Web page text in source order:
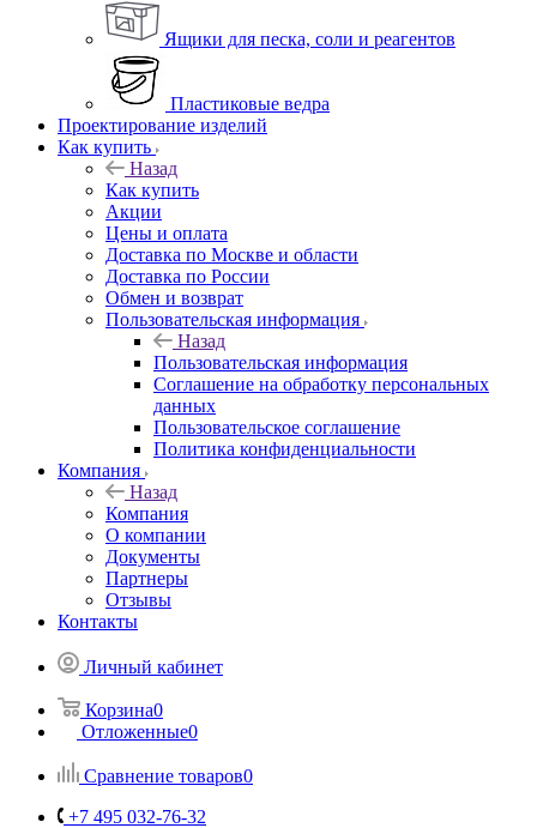
Ящики для песка, соли и реагентов
Пластиковые ведра
Проектирование изделий
Как купить
Назад
Как купить
Акции
Цены и оплата
Доставка по Москве и области
Доставка по России
Обмен и возврат
Пользовательская информация
Назад
Пользовательская информация
Соглашение на обработку персональных
данных
Пользовательское соглашение
Политика конфиденциальности
Компания
Назад
Компания
О компании
Документы
Партнеры
Отзывы
Контакты
Личный кабинет
Корзина0
Отложенные0
Сравнение товаров0
+7 495 032-76-32